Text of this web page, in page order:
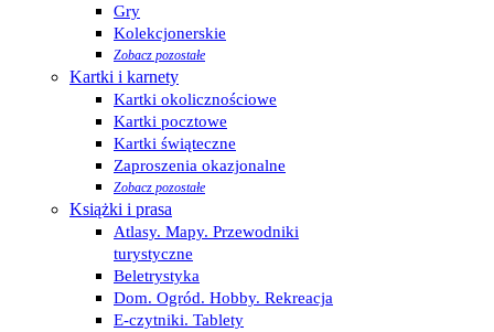
Gry
Kolekcjonerskie
Zobacz pozostałe
Kartki i karnety
Kartki okolicznościowe
Kartki pocztowe
Kartki świąteczne
Zaproszenia okazjonalne
Zobacz pozostałe
Książki i prasa
Atlasy. Mapy. Przewodniki
turystyczne
Beletrystyka
Dom. Ogród. Hobby. Rekreacja
E-czytniki. Tablety